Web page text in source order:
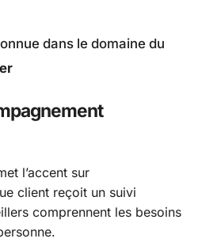
dans le domaine du
l’accent sur
client reçoit un suivi
comprennent les besoins